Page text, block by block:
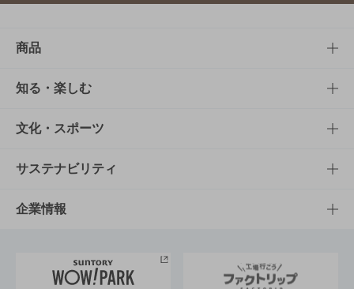
商品
商品TOP
商品一覧
商品発売情報
栄養成分一覧
知る・楽しむ
知る・楽しむTOP
キャンペーン
工場見学
地域情報
文化・スポーツ
文化・スポーツTOP
サントリーホール
サントリーサンバーズ大阪
サステナビリティ
サステナビリティTOP
サントリーが考えるサステナビリティ経営
企業情報